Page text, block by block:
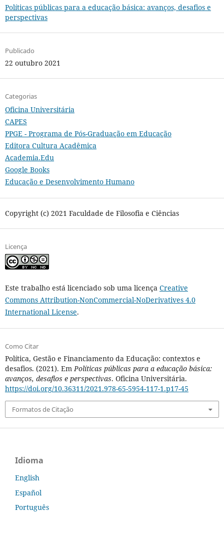
Políticas públicas para a educação básica: avanços, desafios e
perspectivas
Publicado
22 outubro 2021
Categorias
Oficina Universitária
CAPES
PPGE - Programa de Pós-Graduação em Educação
Editora Cultura Acadêmica
Academia.Edu
Google Books
Educação e Desenvolvimento Humano
Copyright (c) 2021 Faculdade de Filosofia e Ciências
Licença
Este trabalho está licenciado sob uma licença Creative
Commons Attribution-NonCommercial-NoDerivatives 4.0
International License.
Como Citar
Política, Gestão e Financiamento da Educação: contextos e
desafios. (2021). Em Políticas públicas para a educação básica:
avanços, desafios e perspectivas. Oficina Universitária.
https://doi.org/10.36311/2021.978-65-5954-117-1.p17-45
Formatos de Citação
Idioma
English
Español
Português